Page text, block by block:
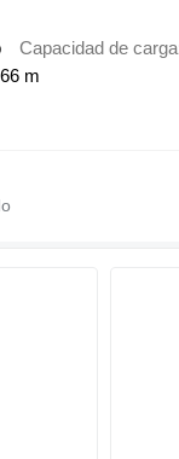
Capacidad de carga
m